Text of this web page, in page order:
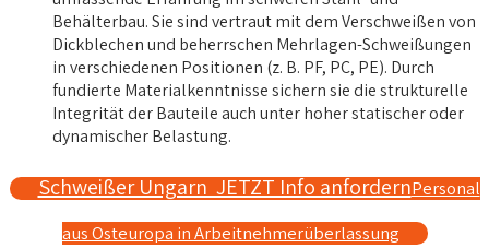
Behälterbau. Sie sind vertraut mit dem Verschweißen von
Dickblechen und beherrschen Mehrlagen-Schweißungen
in verschiedenen Positionen (z. B. PF, PC, PE). Durch
fundierte Materialkenntnisse sichern sie die strukturelle
Integrität der Bauteile auch unter hoher statischer oder
dynamischer Belastung.
Schweißer Ungarn JETZT Info anfordernPersonal
aus Osteuropa in Arbeitnehmerüberlassung